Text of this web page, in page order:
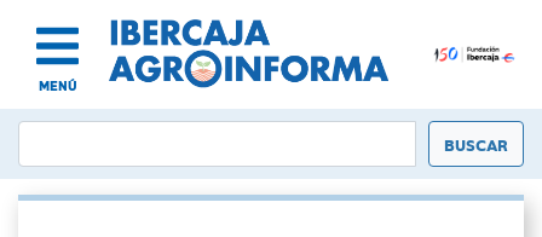
MENÚ